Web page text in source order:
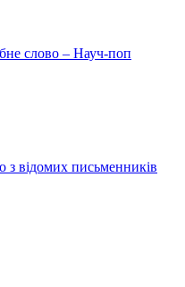
слово – Науч-поп
з відомих письменників